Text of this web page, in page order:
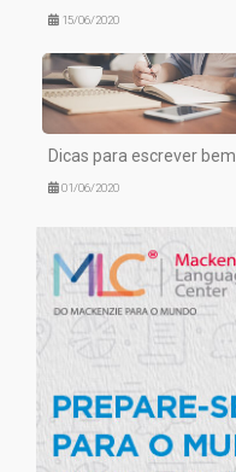
15/06/2020
Dicas para escrever bem
01/06/2020